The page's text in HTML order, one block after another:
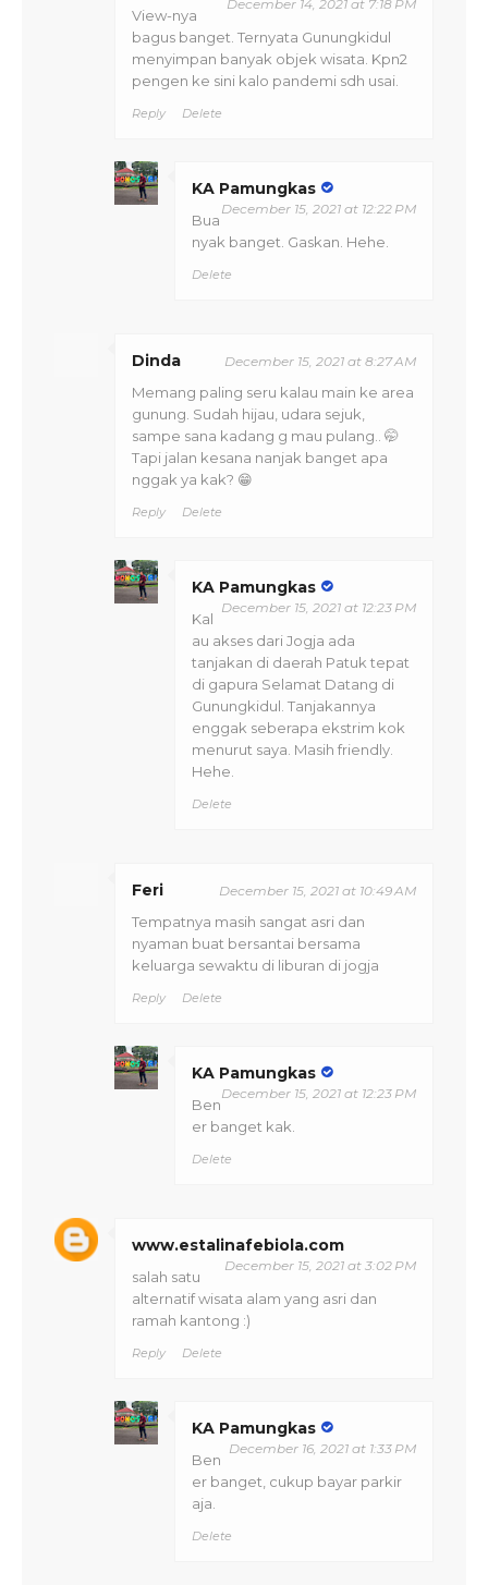
December 14, 2021 at 7:18 PM
View-nya
bagus banget. Ternyata Gunungkidul
menyimpan banyak objek wisata. Kpn2
pengen ke sini kalo pandemi sdh usai.
Reply Delete
KA Pamungkas
December 15, 2021 at 12:22 PM
Bua
nyak banget. Gaskan. Hehe.
Delete
Dinda December 15, 2021 at 8:27 AM
Memang paling seru kalau main ke area
gunung. Sudah hijau, udara sejuk,
sampe sana kadang g mau pulang.. 🤭
Tapi jalan kesana nanjak banget apa
nggak ya kak? 😁
Reply Delete
KA Pamungkas
December 15, 2021 at 12:23 PM
Kal
au akses dari Jogja ada
tanjakan di daerah Patuk tepat
di gapura Selamat Datang di
Gunungkidul. Tanjakannya
enggak seberapa ekstrim kok
menurut saya. Masih friendly.
Hehe.
Delete
Feri December 15, 2021 at 10:49 AM
Tempatnya masih sangat asri dan
nyaman buat bersantai bersama
keluarga sewaktu di liburan di jogja
Reply Delete
KA Pamungkas
December 15, 2021 at 12:23 PM
Ben
er banget kak.
Delete
www.estalinafebiola.com
December 15, 2021 at 3:02 PM
salah satu
alternatif wisata alam yang asri dan
ramah kantong :)
Reply Delete
KA Pamungkas
December 16, 2021 at 1:33 PM
Ben
er banget, cukup bayar parkir
aja.
Delete